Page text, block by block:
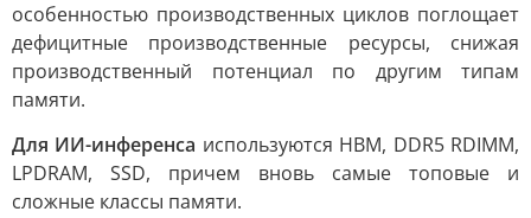
особенностью производственных циклов поглощает
дефицитные производственные ресурсы, снижая
производственный потенциал по другим типам
памяти.
Для ИИ-инференса используются HBM, DDR5 RDIMM,
LPDRAM, SSD, причем вновь самые топовые и
сложные классы памяти.